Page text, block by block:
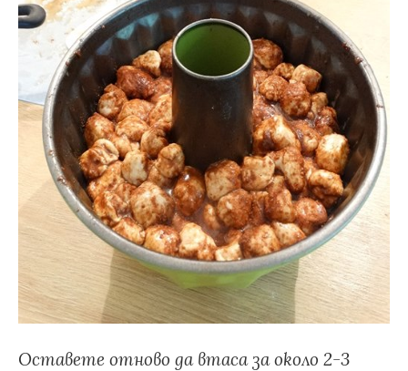
Оставете отново да втаса за около 2-3